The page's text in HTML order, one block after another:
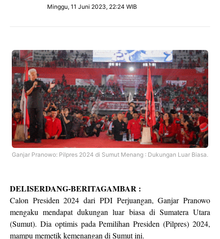
Minggu, 11 Juni 2023, 22:24 WIB
Ganjar Pranowo: Pilpres 2024 di Sumut Menang : Dukungan Luar Biasa.
DELISERDANG-BERITAGAMBAR :
Calon Presiden 2024 dari PDI Perjuangan, Ganjar Pranowo
mengaku mendapat dukungan luar biasa di Sumatera Utara
(Sumut). Dia optimis pada Pemilihan Presiden (Pilpres) 2024,
mampu memetik kemenangan di Sumut ini.